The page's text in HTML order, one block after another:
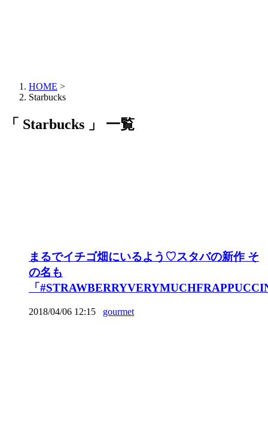
HOME >
Starbucks
「 Starbucks 」 一覧
まるでイチゴ畑にいるよう♡スタバの新作 そ
の名も
「
2018/04/06 12:15 gourmet